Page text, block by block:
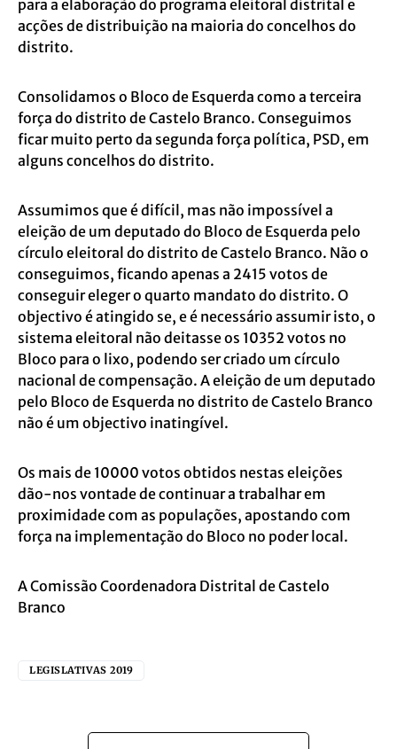
para a elaboração do programa eleitoral distrital e
acções de distribuição na maioria do concelhos do
distrito.
Consolidamos o Bloco de Esquerda como a terceira
força do distrito de Castelo Branco. Conseguimos
ficar muito perto da segunda força política, PSD, em
alguns concelhos do distrito.
Assumimos que é difícil, mas não impossível a
eleição de um deputado do Bloco de Esquerda pelo
círculo eleitoral do distrito de Castelo Branco. Não o
conseguimos, ficando apenas a 2415 votos de
conseguir eleger o quarto mandato do distrito. O
objectivo é atingido se, e é necessário assumir isto, o
sistema eleitoral não deitasse os 10352 votos no
Bloco para o lixo, podendo ser criado um círculo
nacional de compensação. A eleição de um deputado
pelo Bloco de Esquerda no distrito de Castelo Branco
não é um objectivo inatingível.
Os mais de 10000 votos obtidos nestas eleições
dão-nos vontade de continuar a trabalhar em
proximidade com as populações, apostando com
força na implementação do Bloco no poder local.
A Comissão Coordenadora Distrital de Castelo
Branco
LEGISLATIVAS 2019